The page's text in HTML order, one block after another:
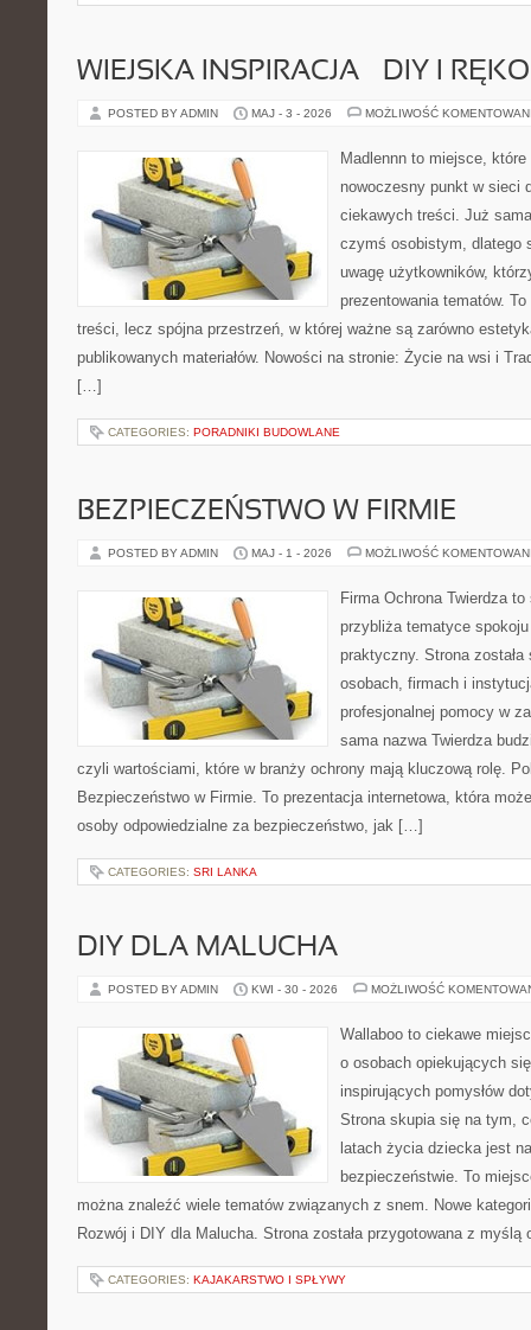
WIEJSKA INSPIRACJA – DIY I
POSTED BY ADMIN MAJ - 3 - 2026 MOŻLIWOŚĆ
Madlennn to miejsce,
nowoczesny punkt w sieci
ciekawych treści. Już
czymś osobistym, dlatego
uwagę użytkowników,
prezentowania tematów.
treści, lecz spójna przestrzeń, w której ważne są zarówno
publikowanych materiałów. Nowości na stronie: Życie na wsi i
[…]
CATEGORIES: PORADNIKI BUDOWLANE
BEZPIECZEŃSTWO W FIRMIE
POSTED BY ADMIN MAJ - 1 - 2026 MOŻLIWOŚĆ
Firma Ochrona Twierdza
przybliża tematyce
praktyczny. Strona
osobach, firmach i
profesjonalnej pomocy w
sama nazwa Twierdza
czyli wartościami, które w branży ochrony mają kluczową rolę.
Bezpieczeństwo w Firmie. To prezentacja internetowa, która
osoby odpowiedzialne za bezpieczeństwo, jak […]
CATEGORIES: SRI LANKA
DIY DLA MALUCHA
POSTED BY ADMIN KWI - 30 - 2026 MOŻLIWOŚĆ
Wallaboo to ciekawe
o osobach opiekujących
inspirujących pomysłów
Strona skupia się na tym,
latach życia dziecka jest
bezpieczeństwie. To
można znaleźć wiele tematów związanych z snem. Nowe
Rozwój i DIY dla Malucha. Strona została przygotowana z
CATEGORIES: KAJAKARSTWO I SPŁYWY